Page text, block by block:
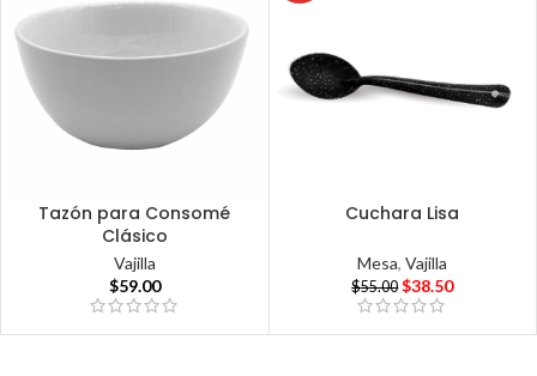
Tazón para Consomé
Clásico
Vajilla
$59.00
Cuchara Lisa
Mesa,Vajilla
$55.00 $38.50